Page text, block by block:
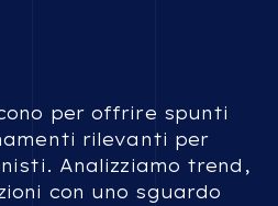
per offrire spunti
rilevanti per
Analizziamo trend,
con uno sguardo